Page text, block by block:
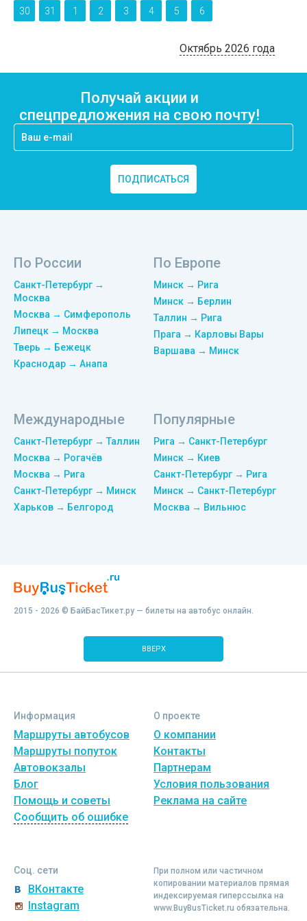
30
31
1
2
3
4
5
6
Октябрь 2026 года
Получай акции и
спецпредложения на свою почту!
ПОДПИСАТЬСЯ
По России
Санкт-Петербург →
Москва
Москва → Симферополь
Липецк → Москва
Тверь → Бежецк
Краснодар → Анапа
По Европе
Минск → Рига
Минск → Берлин
Таллин → Рига
Прага → Карловы Вары
Варшава → Минск
Международные
Санкт-Петербург → Таллин
Москва → Рогачёв
Москва → Рига
Санкт-Петербург → Минск
Харьков → Белгород
Популярные
Рига → Санкт-Петербург
Минск → Киев
Санкт-Петербург → Рига
Минск → Санкт-Петербург
Москва → Вильнюс
2015 - 2026 © БайБасТикет.ру — билеты на автобус онлайн.
ВВЕРХ
Информация
Маршруты автобусов
Маршруты попуток
Автовокзалы
Блог
Помощь и советы
Сообщить об ошибке
О проекте
О компании
Контакты
Партнерам
Условия пользования
Реклама на сайте
Соц. сети
ВКонтакте
Instagram
При полном или частичном
копировании материалов прямая
индексируемая гиперссылка на
www.BuyBusTicket.ru обязательна.